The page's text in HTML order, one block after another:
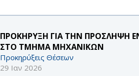
ΠΡΟΚΗΡΥΞΗ ΓΙΑ ΤΗΝ ΠΡΟΣΛΗΨΗ
ΣΤΟ ΤΜΗΜΑ ΜΗΧΑΝΙΚΩΝ
Προκηρύξεις Θέσεων
29 Ιαν 2026